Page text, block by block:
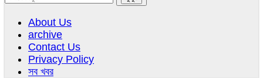
About Us
archive
Contact Us
Privacy Policy
সব খবর